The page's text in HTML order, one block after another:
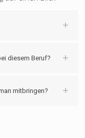
diesem Beruf?
mitbringen?